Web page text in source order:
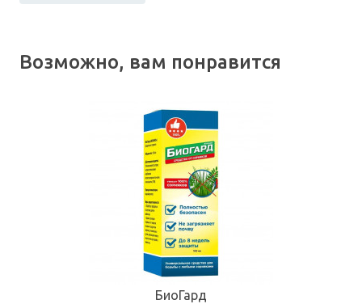
Возможно, вам понравится
БиоГард